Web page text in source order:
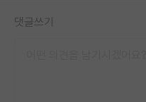
댓글쓰기